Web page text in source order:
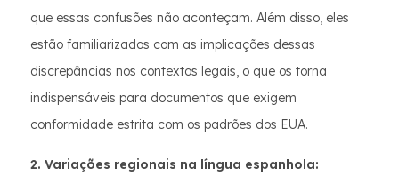
que essas confusões não aconteçam. Além disso, eles
estão familiarizados com as implicações dessas
discrepâncias nos contextos legais, o que os torna
indispensáveis para documentos que exigem
conformidade estrita com os padrões dos EUA.
2. Variações regionais na língua espanhola: